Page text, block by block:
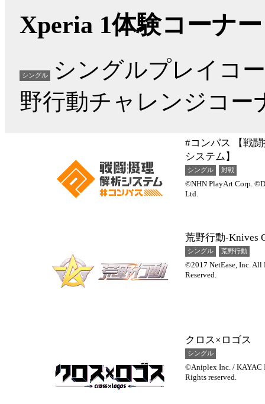
Xperia 1体験コーナ
シングル
シングルプレイ
野行動チャレンジコー
#コンパス 【戦
システム】
シングル 対戦
©NHN PlayArt Corp.
Ltd.
荒野行動-Knives
シングル 荒野行動
©2017 NetEase, Inc. All
Reserved.
クロス×ロゴス
シングル
©Aniplex Inc. / KAYAC
Rights reserved.